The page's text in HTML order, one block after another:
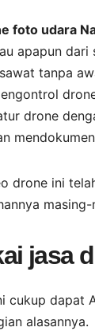
foto udara
apapun
tanpa
drone
drone ini
jasa
cukup
alasannya.